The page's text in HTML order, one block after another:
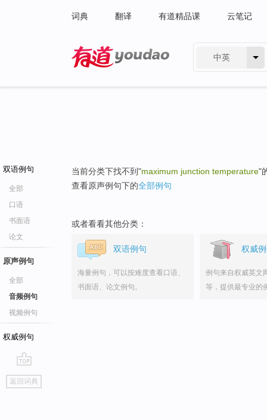
词典 翻译 有道精品课 云笔记
中英
双语例句
全部
口语
书面语
论文
原声例句
全部
音频例句
视频例句
权威例句
go
top
返回词典
当前分类下找不到"maximum junction temperature"
查看原声例句下的全部例句
或者看看其他分类：
双语例句
海量例句，可以按难度查看口语、
书面语、论文例句。
权威
例句来自权威英文
等，提供最专业的